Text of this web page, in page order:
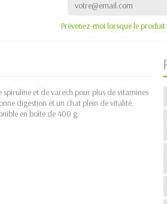
Prévenez-moi lorsque le
spiruline et de varech pour plus de vitamines
digestion et un chat plein de vitalité.
en boîte de 400 g.